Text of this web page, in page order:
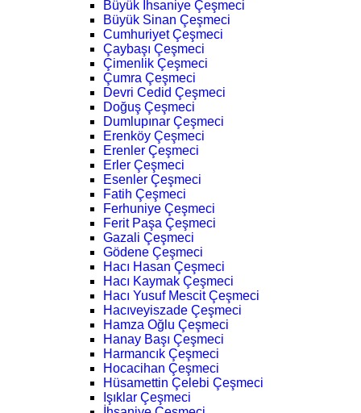
Büyük İhsaniye Çeşmeci
Büyük Sinan Çeşmeci
Cumhuriyet Çeşmeci
Çaybaşı Çeşmeci
Çimenlik Çeşmeci
Çumra Çeşmeci
Devri Cedid Çeşmeci
Doğuş Çeşmeci
Dumlupınar Çeşmeci
Erenköy Çeşmeci
Erenler Çeşmeci
Erler Çeşmeci
Esenler Çeşmeci
Fatih Çeşmeci
Ferhuniye Çeşmeci
Ferit Paşa Çeşmeci
Gazali Çeşmeci
Gödene Çeşmeci
Hacı Hasan Çeşmeci
Hacı Kaymak Çeşmeci
Hacı Yusuf Mescit Çeşmeci
Hacıveyiszade Çeşmeci
Hamza Oğlu Çeşmeci
Hanay Başı Çeşmeci
Harmancık Çeşmeci
Hocacihan Çeşmeci
Hüsamettin Çelebi Çeşmeci
Işıklar Çeşmeci